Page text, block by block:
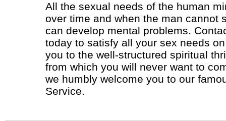
All the sexual needs of the human
over time and when the man cannot
can develop mental problems.
today to satisfy all your sex needs
you to the well-structured spiritual
from which you will never want to
we humbly welcome you to our
Service.